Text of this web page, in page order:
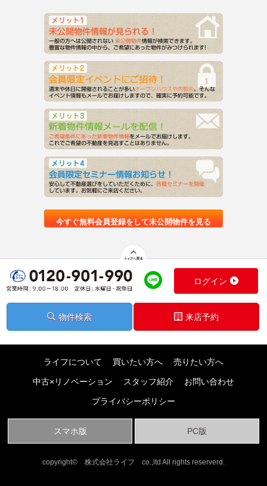
今すぐ無料会員登録をして未公開物件を見る
ログイン
物件検索 来店予約
ライフについて 買いたい方へ 売りたい方へ
中古×リノベーション スタッフ紹介 お問い合わせ
プライバシーポリシー
スマホ版 PC版
copyright© 株式会社ライフ co.,ltd All rights reserverd.